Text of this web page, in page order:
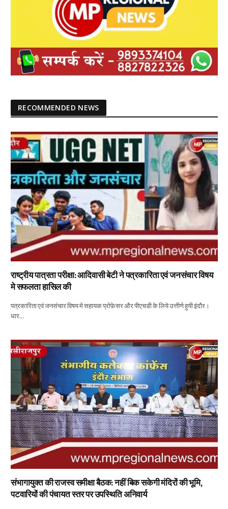
RECOMMENDED NEWS
राष्ट्रीय पात्रता परीक्षा: आदिवासी बेटी ने पत्रकारिता एवं जनसंचार विषय
मे सफलता हासिल की
पत्रकारिता एवं जनसंचार विषय मे सहायक प्रोफ़ेसर और पीएचडी के लिये उत्तीर्ण हुयी इंदौर।
धार…
संभागायुक्त की राजस्व समीक्षा बैठक: नहीं बिक सकेगी मंदिरों की भूमि,
पटवारियों की पंचायत स्तर पर उपस्थिति अनिवार्य